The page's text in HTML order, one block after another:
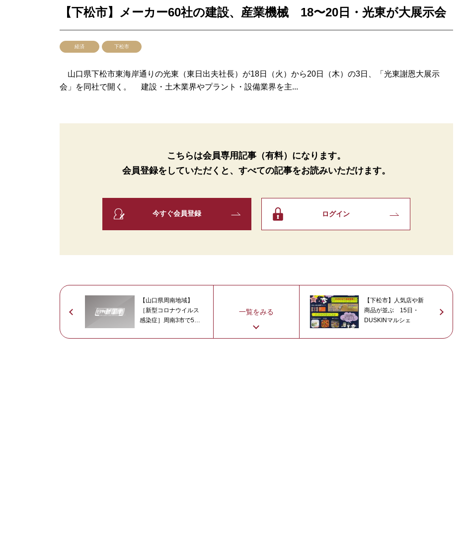
【下松市】メーカー60社の建設、産業機械 18〜20日・光東が大展示会
経済 下松市
山口県下松市東海岸通りの光東（東日出夫社長）が18日（火）から20日（木）の3日、「光東謝恩大展示
会」を同社で開く。 建設・土木業界やプラント・設備業界を主...
こちらは会員専用記事（有料）になります。
会員登録をしていただくと、 すべての記事をお読みいただけます。
今すぐ会員登録 ログイン
【山口県周南地域】
［新型コロナウイルス
感染症］周南3市で52
人
一覧をみる
【下松市】人気店や新
商品が並ぶ 15日・
DUSKINマルシェ